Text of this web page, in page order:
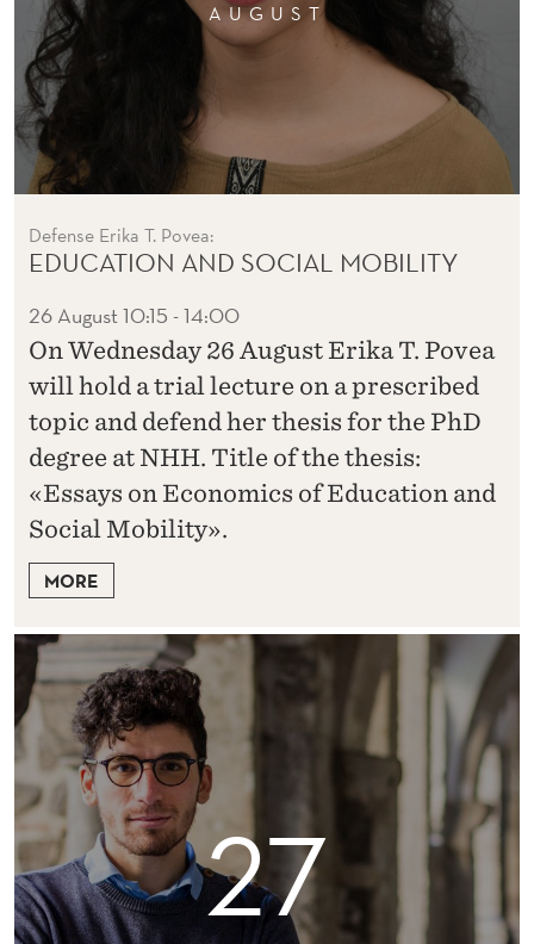
AUGUST
Defense Erika T. Povea:
EDUCATION AND SOCIAL MOBILITY
26 August10:15 - 14:00
On Wednesday 26 August Erika T. Povea
will hold a trial lecture on a prescribed
topic and defend her thesis for the PhD
degree at NHH. Title of the thesis:
«Essays on Economics of Education and
Social Mobility».
MORE
27